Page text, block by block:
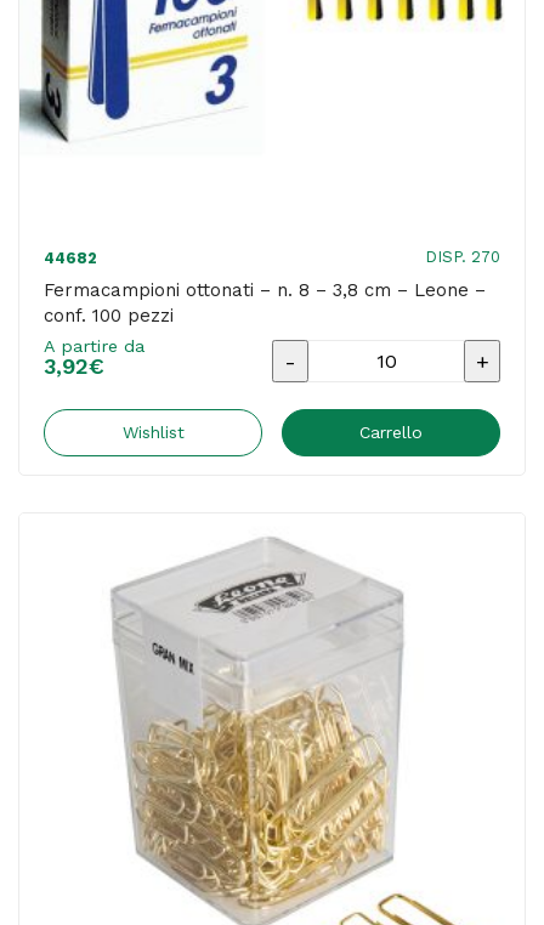
pezzi
44682 DISP. 270
Fermacampioni ottonati – n. 8 – 3,8 cm – Leone –
conf. 100 pezzi
A partire da
3,92€
Fermacampioni
-
-
3,8
cm
Leone
-
conf.
100
pezzi
quantità
Wishlist Carrello